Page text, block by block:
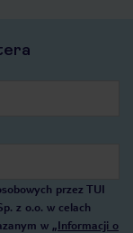
przez TUI
z o.o. w celach
w „Informacji o